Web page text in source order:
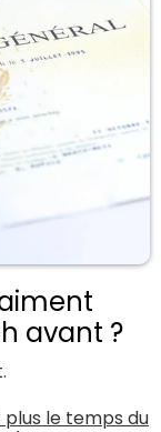
avant ?
le temps du